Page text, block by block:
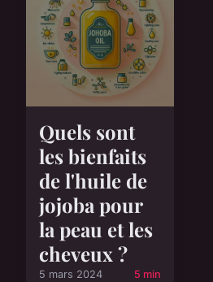
Quels sont
les bienfaits
de l'huile de
jojoba pour
la peau et les
cheveux ?
5 mars 2024 5 min